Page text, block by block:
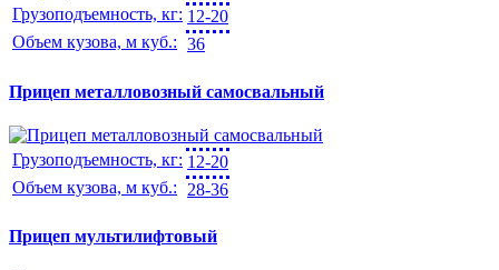
Грузоподъемность, кг: 12-20
Объем кузова, м куб.: 36
Прицеп металловозный самосвальный
Грузоподъемность, кг: 12-20
Объем кузова, м куб.:
28-36
Прицеп мультилифтовый